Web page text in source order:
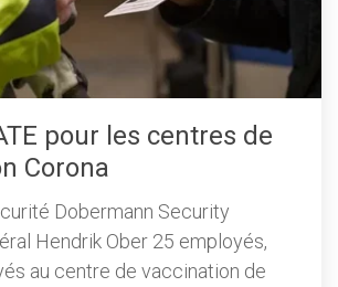
pour les centres de
Corona
Dobermann Security
Hendrik Ober 25 employés,
au centre de vaccination de